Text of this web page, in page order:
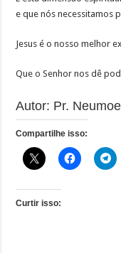
e que nós necessitamos
Jesus é o nosso melhor
Que o Senhor nos dê
Autor: Pr.
Compartilhe isso:
Curtir isso: